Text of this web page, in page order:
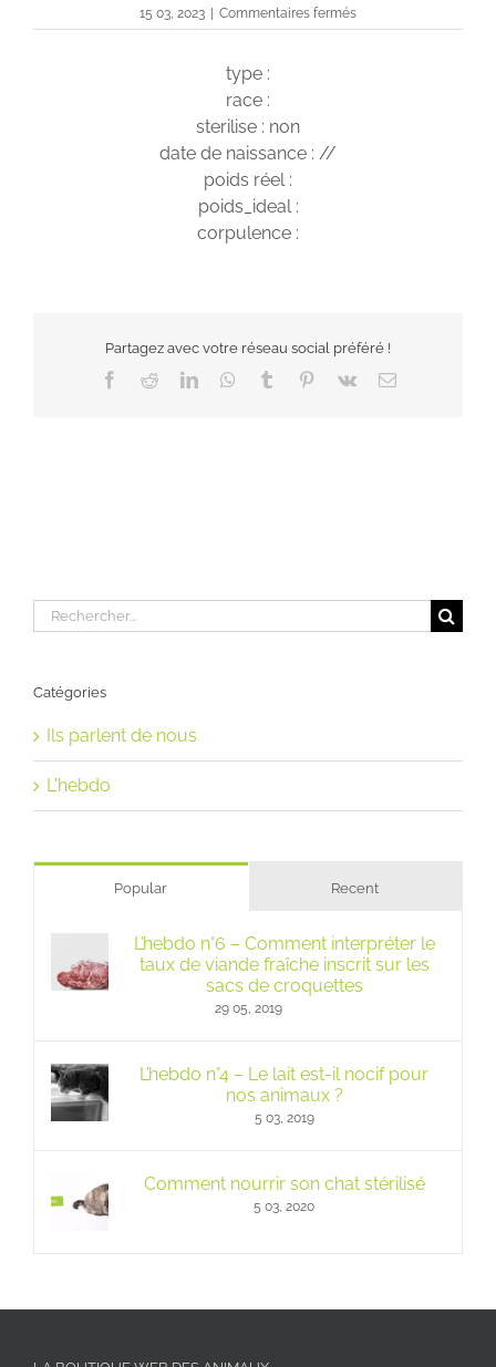
15 03, 2023 Commentaires ferméssur
Taïko
type :
race :
sterilise : non
date de naissance : //
poids réel :
poids_ideal :
corpulence :
Partagez avec votre réseau social préféré !
Facebook
RedditLinkedInWhatsApp
Tumblr Pinterest
Vk Email
Rechercher:
Catégories
Ils parlent de nous
L'hebdo
Popular Recent
L’hebdo n°6 – Comment interpréter le
taux de viande fraîche inscrit sur les
sacs de croquettes
29 05, 2019
L’hebdo n°4 – Le lait est-il nocif pour
nos animaux ?
5 03, 2019
Comment nourrir son chat stérilisé
5 03, 2020